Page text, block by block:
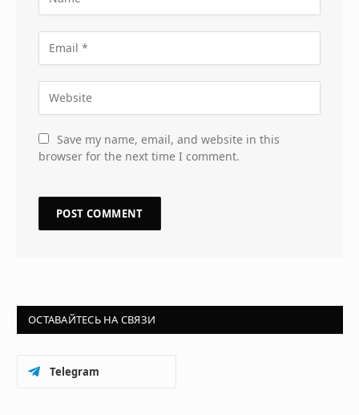
Save my name, email, and website in this
browser for the next time I comment.
ОСТАВАЙТЕСЬ НА СВЯЗИ
Telegram